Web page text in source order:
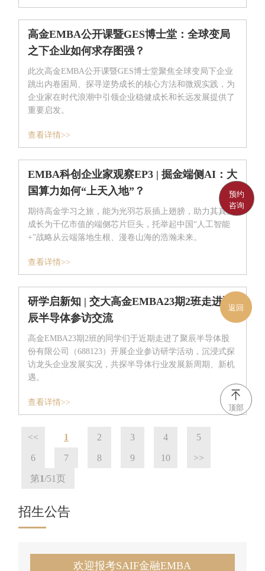
高金EMBA公开课暨GES博士堂：全球变局
之下企业如何求存图强？
此次高金EMBA公开课暨GES博士堂聚焦全球变局下企业
跳出内卷困局、探寻逆势成长的核心方法和微观实践，为
企业家在时代浪潮中引领企业稳健成长和长远发展提供了
重要启发。
查看详情>>
EMBA科创企业家观察EP3 | 掘金端侧AI：大
国算力如何“上天入地”？
期待高金学习之旅，能为光羽芯辰插上翅膀，助力其真正
成长为千亿市值的端侧芯片巨头，托举起中国“人工智能
+”战略从云端落地生根、漫卷山海的浩瀚未来。
查看详情>>
研学启新知 | 交大高金EMBA23期2班走进聚
辰半导体参访交流
高金EMBA23期2班的同学们于近期走进了聚辰半导体股
份有限公司（688123）开展企业参访研学活动，沉浸式探
访龙头企业发展实况，共探半导体行业发展新周期、新机
遇。
查看详情>>
<< 1 2 3 4 5
6 7 8 9 10 >>
第1/51页
招生公告
欢迎报考SAIF金融EMBA
预约
咨询
返回
顶部